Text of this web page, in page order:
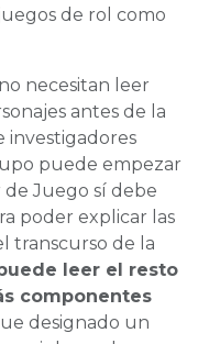
de rol como
necesitan leer
antes de la
investigadores
puede empezar
Juego sí debe
poder explicar las
transcurso de la
leer el resto
componentes
designado un